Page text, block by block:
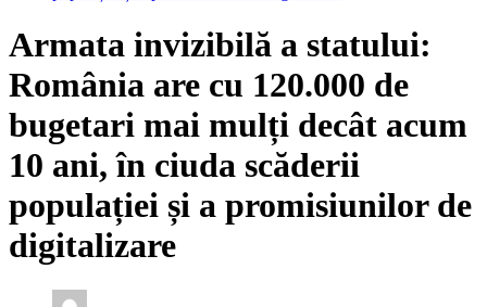
Armata invizibilă a statului:
România are cu 120.000 de
bugetari mai mulți decât acum
10 ani, în ciuda scăderii
populației și a promisiunilor de
digitalizare